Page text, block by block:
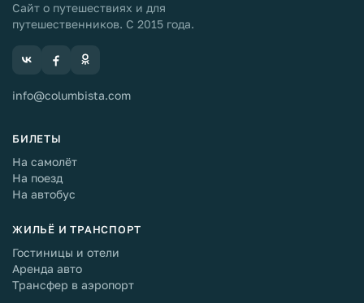
Сайт о путешествиях и для
путешественников. С 2015 года.
info@columbista.com
БИЛЕТЫ
На самолёт
На поезд
На автобус
ЖИЛЬЁ И ТРАНСПОРТ
Гостиницы и отели
Аренда авто
Трансфер в аэропорт